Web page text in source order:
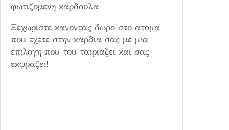
φωτιζομενη καρδουλα
Ξεχωριστε κανοντας δωρο στο ατομα
που εχετε στην καρδια σας με μια
επιλογη που του ταιριαζει και σας
εκφραζει!